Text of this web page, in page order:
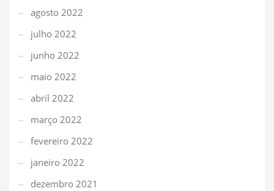
agosto 2022
julho 2022
junho 2022
maio 2022
abril 2022
março 2022
fevereiro 2022
janeiro 2022
dezembro 2021